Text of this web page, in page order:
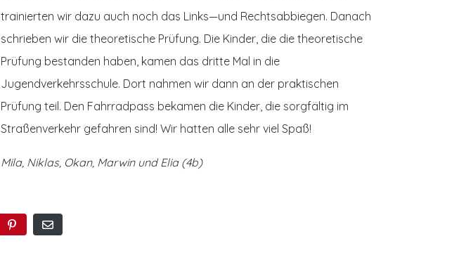
trainierten wir dazu auch noch das Links—und Rechtsabbiegen. Danach
schrieben wir die theoretische Prüfung. Die Kinder, die die theoretische
Prüfung bestanden haben, kamen das dritte Mal in die
Jugendverkehrsschule. Dort nahmen wir dann an der praktischen
Prüfung teil. Den Fahrradpass bekamen die Kinder, die sorgfältig im
Straßenverkehr gefahren sind! Wir hatten alle sehr viel Spaß!
Mila, Niklas, Okan, Marwin und Elia(4b)